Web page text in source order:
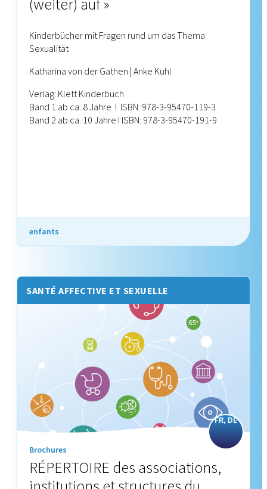
Kinderbücher mit Fragen rund um das Thema
Sexualität
Katharina von der Gathen | Anke Kuhl
Verlag: Klett Kinderbuch
Band 1 ab ca. 8 Jahre I ISBN: 978-3-95470-119-3
Band 2 ab ca. 10 Jahre I ISBN: 978-3-95470-191-9
enfants
SANTÉ AFFECTIVE ET SEXUELLE
FR, DE
Brochures
RÉPERTOIRE des associations,